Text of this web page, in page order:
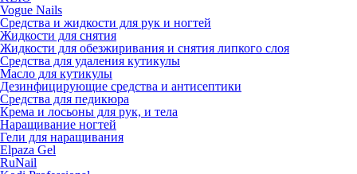
Vogue Nails
Средства и жидкости для рук и ногтей
Жидкости для снятия
Жидкости для обезжиривания и снятия липкого слоя
Средства для удаления кутикулы
Масло для кутикулы
Дезинфицирующие средства и антисептики
Средства для педикюра
Крема и лосьоны для рук, и тела
Наращивание ногтей
Гели для наращивания
Elpaza Gel
RuNail